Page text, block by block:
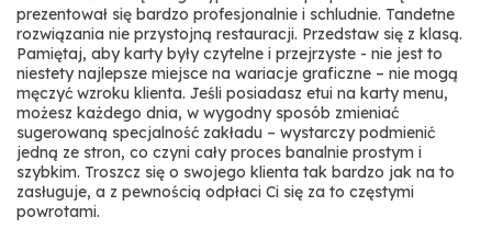
prezentował się bardzo profesjonalnie i schludnie. Tandetne
rozwiązania nie przystojną restauracji. Przedstaw się z klasą.
Pamiętaj, aby karty były czytelne i przejrzyste - nie jest to
niestety najlepsze miejsce na wariacje graficzne – nie mogą
męczyć wzroku klienta. Jeśli posiadasz etui na karty menu,
możesz każdego dnia, w wygodny sposób zmieniać
sugerowaną specjalność zakładu – wystarczy podmienić
jedną ze stron, co czyni cały proces banalnie prostym i
szybkim. Troszcz się o swojego klienta tak bardzo jak na to
zasługuje, a z pewnością odpłaci Ci się za to częstymi
powrotami.